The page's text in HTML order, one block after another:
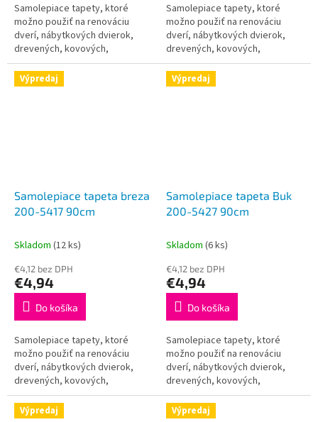
Samolepiace tapety, ktoré
možno použiť na renováciu
dverí, nábytkových dvierok,
drevených, kovových,
plastových a iných povrchov.
Táto tapeta je určená do
interiéru a je plne...
Samolepiace tapety, ktoré
možno použiť na renováciu
dverí, nábytkových dvierok,
drevených, kovových,
plastových a iných povrchov.
Táto tapeta je určená do
interiéru a je plne...
Výpredaj
Samolepiace tapeta breza
200-5417 90cm
Skladom (12 ks)
€4,12 bez DPH
€4,94
Do košíka
Samolepiace tapety, ktoré
možno použiť na renováciu
dverí, nábytkových dvierok,
drevených, kovových,
plastových a iných povrchov.
Táto tapeta je určená do
Výpredaj
Samolepiace tapeta Buk
200-5427 90cm
Skladom (6 ks)
€4,12 bez DPH
€4,94
Do košíka
Samolepiace tapety, ktoré
možno použiť na renováciu
dverí, nábytkových dvierok,
drevených, kovových,
plastových a iných povrchov.
Táto tapeta je určená do
Výpredaj Výpredaj